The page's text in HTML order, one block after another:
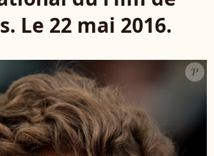
Le 22 mai 2016.